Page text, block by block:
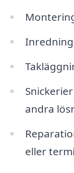
andra
eller